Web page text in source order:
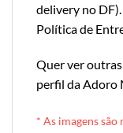
delivery no DF).
Política de
Quer ver outras
perfil da Adoro
* As imagens